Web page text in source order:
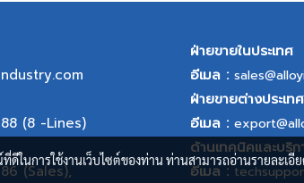
(8 -Lines)
(Sales),
ฝ่ายขายในประเทศ
อีเมล :
ฝ่ายขายต่างประเทศ
อีเมล :
ด้านเทคนิคและบริก
อีเมล :
ในการใช้งานเว็บไซต์ของท่าน ท่านสามารถอ่านรายละเอี